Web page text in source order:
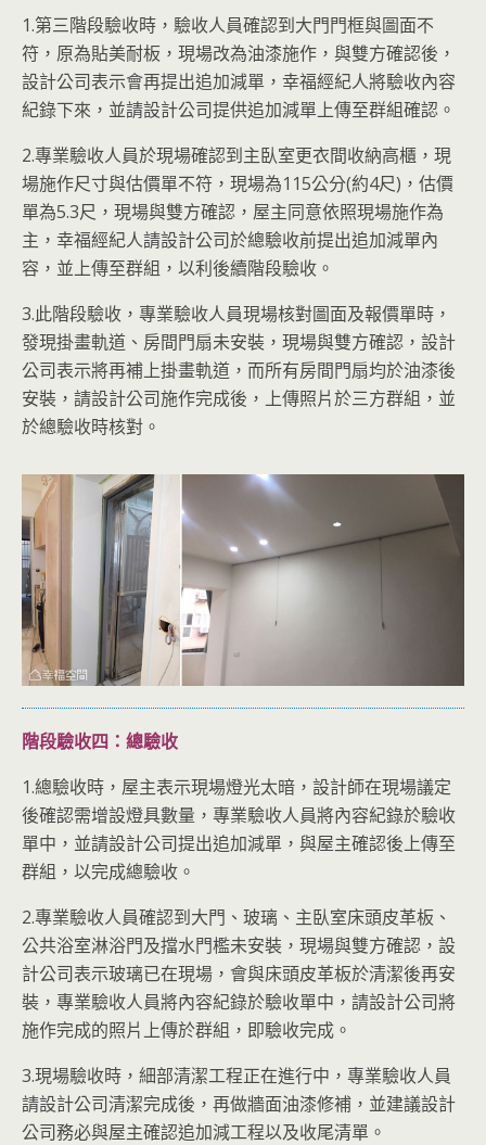
1.第三階段驗收時，驗收人員確認到大門門框與圖面不
符，原為貼美耐板，現場改為油漆施作，與雙方確認後，
設計公司表示會再提出追加減單，幸福經紀人將驗收內容
紀錄下來，並請設計公司提供追加減單上傳至群組確認。
2.專業驗收人員於現場確認到主臥室更衣間收納高櫃，現
場施作尺寸與估價單不符，現場為115公分(約4尺)，估價
單為5.3尺，現場與雙方確認，屋主同意依照現場施作為
主，幸福經紀人請設計公司於總驗收前提出追加減單內
容，並上傳至群組，以利後續階段驗收。
3.此階段驗收，專業驗收人員現場核對圖面及報價單時，
發現掛畫軌道、房間門扇未安裝，現場與雙方確認，設計
公司表示將再補上掛畫軌道，而所有房間門扇均於油漆後
安裝，請設計公司施作完成後，上傳照片於三方群組，並
於總驗收時核對。
階段驗收四：總驗收
1.總驗收時，屋主表示現場燈光太暗，設計師在現場議定
後確認需增設燈具數量，專業驗收人員將內容紀錄於驗收
單中，並請設計公司提出追加減單，與屋主確認後上傳至
群組，以完成總驗收。
2.專業驗收人員確認到大門、玻璃、主臥室床頭皮革板、
公共浴室淋浴門及擋水門檻未安裝，現場與雙方確認，設
計公司表示玻璃已在現場，會與床頭皮革板於清潔後再安
裝，專業驗收人員將內容紀錄於驗收單中，請設計公司將
施作完成的照片上傳於群組，即驗收完成。
3.現場驗收時，細部清潔工程正在進行中，專業驗收人員
請設計公司清潔完成後，再做牆面油漆修補，並建議設計
公司務必與屋主確認追加減工程以及收尾清單。